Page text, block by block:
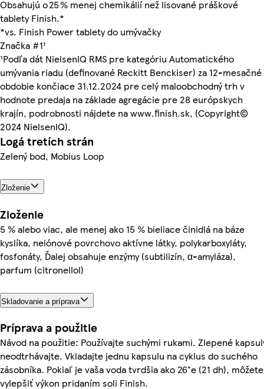
Obsahujú o 25 % menej chemikálií než lisované práškové
tablety Finish.*
*vs. Finish Power tablety do umývačky
Značka #1¹
¹Podľa dát NielsenIQ RMS pre kategóriu Automatického
umývania riadu (definované Reckitt Benckiser) za 12-mesačné
obdobie končiace 31.12.2024 pre celý maloobchodný trh v
hodnote predaja na základe agregácie pre 28 európskych
krajín, podrobnosti nájdete na www.finish.sk, (Copyright©
2024 NielsenIQ).
Logá tretích strán
Zelený bod, Mobius Loop
Zloženie
Zloženie
5 % alebo viac, ale menej ako 15 % bieliace činidlá na báze
kyslíka, neiónové povrchovo aktívne látky, polykarboxyláty,
fosfonáty, Ďalej obsahuje enzýmy (subtilizín, α-amyláza),
parfum (citronellol)
Skladovanie a príprava
Príprava a použitie
Návod na použitie: Používajte suchými rukami. Zlepené
neodtrhávajte. Vkladajte jednu kapsulu na cyklus do suchého
zásobníka. Pokiaľ je vaša voda tvrdšia ako 26°e (21 dh), môžete
vylepšiť výkon pridaním soli Finish.